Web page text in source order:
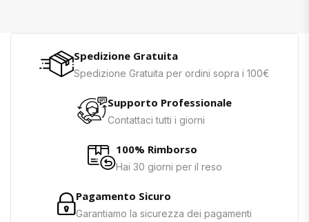
Spedizione Gratuita
Spedizione Gratuita per ordini sopra i 100€
Supporto Professionale
Contattaci tutti i giorni
100% Rimborso
Hai 30 giorni per il reso
Pagamento Sicuro
Garantiamo la sicurezza dei pagamenti